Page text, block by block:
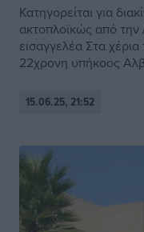
Κατηγορείται για
ακτοπλοϊκώς από την
εισαγγελέα Στα
22χρονη υπήκοος
15.06.25, 21:52